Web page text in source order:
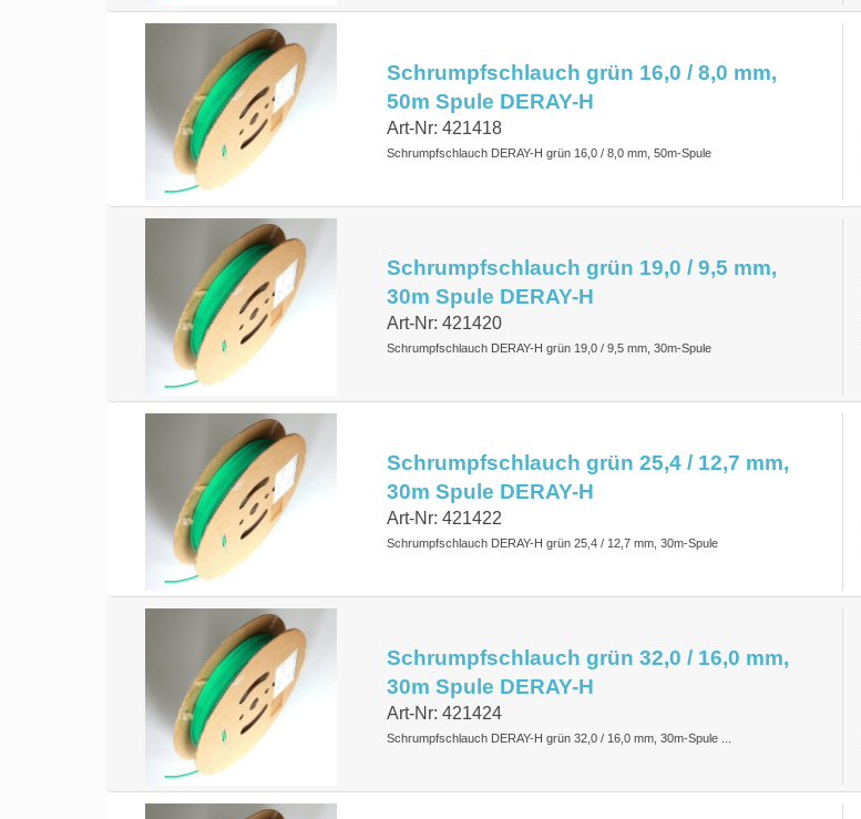
Schrumpfschlauch grün 16,0 / 8,0 mm,
50m Spule DERAY-H
Art-Nr: 421418
Schrumpfschlauch DERAY-H grün 16,0 / 8,0 mm, 50m-Spule
Schrumpfschlauch grün 19,0 / 9,5 mm,
30m Spule DERAY-H
Art-Nr: 421420
Schrumpfschlauch DERAY-H grün 19,0 / 9,5 mm, 30m-Spule
Schrumpfschlauch grün 25,4 / 12,7 mm,
30m Spule DERAY-H
Art-Nr: 421422
Schrumpfschlauch DERAY-H grün 25,4 / 12,7 mm, 30m-Spule
Schrumpfschlauch grün 32,0 / 16,0 mm,
30m Spule DERAY-H
Art-Nr: 421424
Schrumpfschlauch DERAY-H grün 32,0 / 16,0 mm, 30m-Spule ...